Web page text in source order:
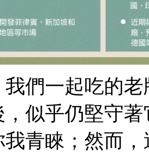
我們一起吃的
似乎仍堅守
我青睞；然而